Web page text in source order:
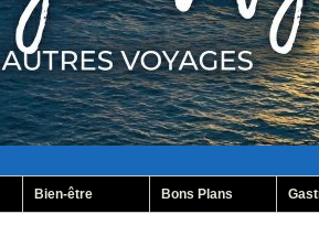
Bien-être Bons Plans